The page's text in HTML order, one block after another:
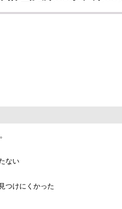
ない
見つけにくかった